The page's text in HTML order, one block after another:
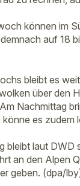
können im
auf 18
bleibt es
über den
Nachmittag
es
bleibt laut DWD
an den Alpen
geben. (dpa/